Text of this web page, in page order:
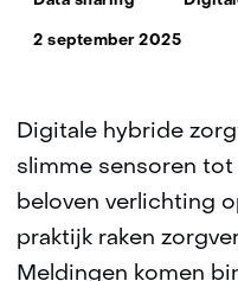
2 september 2025
Digitale hybride
slimme sensoren
beloven verlichting
praktijk raken
Meldingen komen